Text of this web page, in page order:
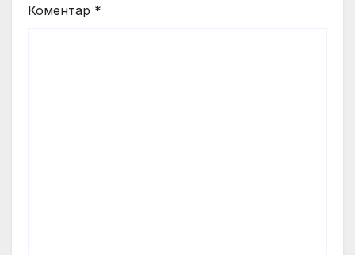
Коментар *